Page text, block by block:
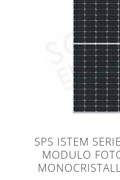
SPS ISTEM
MODULO